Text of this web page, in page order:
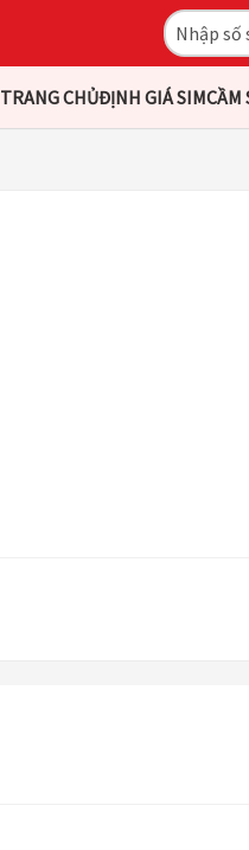
TRANG CHỦĐỊNH GIÁ SIMCẦM